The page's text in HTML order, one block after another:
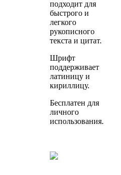
подходит для
быстрого и
легкого
рукописного
текста и цитат.
Шрифт
поддерживает
латиницу и
кириллицу.
Бесплатен для
личного
использования.